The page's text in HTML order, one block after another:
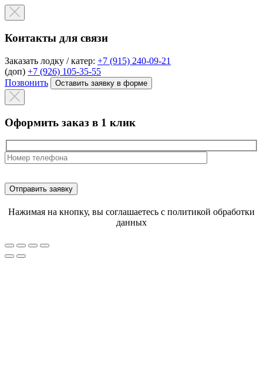
Контакты для связи
Заказать лодку / катер: +7 (915) 240-09-21
(доп) +7 (926) 105-35-55
Позвонить
Оставить заявку в форме
Оформить заказ в 1 клик
Нажимая на кнопку, вы соглашаетесь с политикой обработки
данных